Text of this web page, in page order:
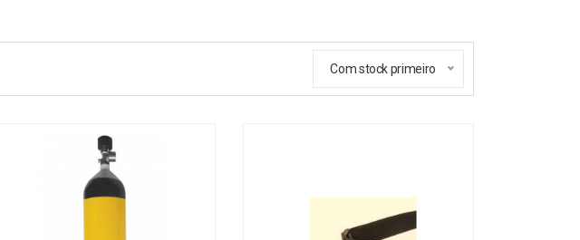
Com stock primeiro